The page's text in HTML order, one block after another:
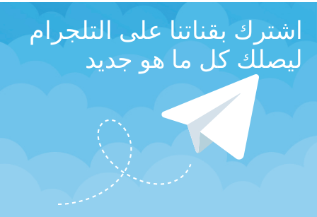
اشترك بقناتنا على التلجرام
ليصلك كل ما هو جديد